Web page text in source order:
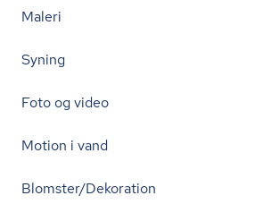
Maleri
Syning
Foto og video
Motion i vand
Blomster/Dekoration